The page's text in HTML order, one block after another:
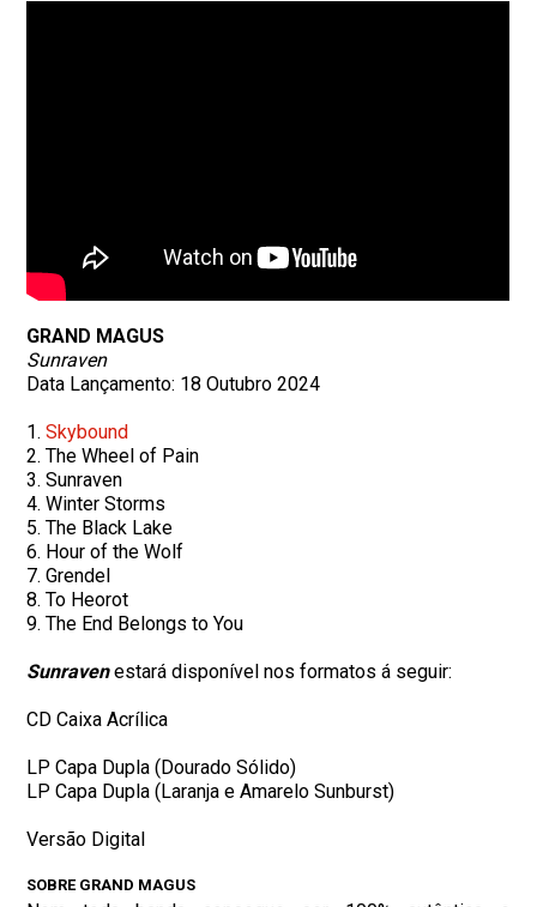
GRAND MAGUS
Sunraven
Data Lançamento: 18 Outubro 2024
1.Skybound
2. The Wheel of Pain
3. Sunraven
4. Winter Storms
5. The Black Lake
6. Hour of the Wolf
7. Grendel
8. To Heorot
9. The End Belongs to You
Sunravenestará disponível nos formatos á seguir:
CD Caixa Acrílica
LP Capa Dupla (Dourado Sólido)
LP Capa Dupla (Laranja e Amarelo Sunburst)
Versão Digital
SOBRE GRAND MAGUS